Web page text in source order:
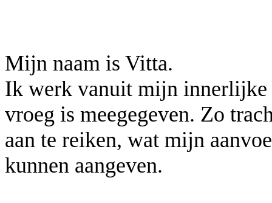
Mijn naam is Vitta.
Ik werk vanuit mijn
vroeg is meegegeven. Zo
aan te reiken, wat mijn
kunnen aangeven.